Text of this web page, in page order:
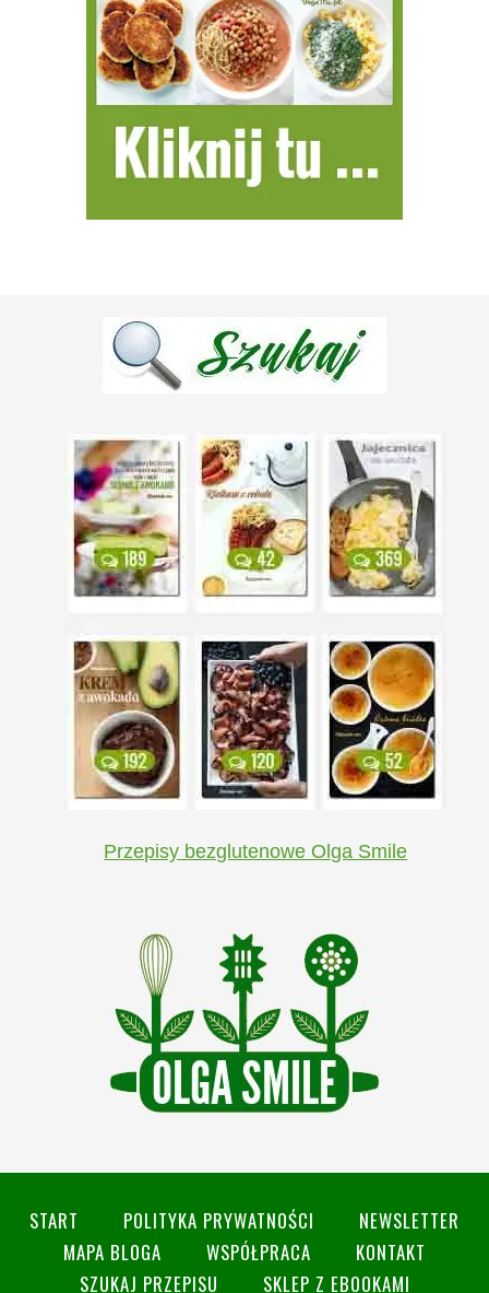
Przepisy bezglutenowe Olga Smile
START POLITYKA PRYWATNOŚCI
NEWSLETTER
MAPA BLOGA
WSPÓŁPRACA
KONTAKT
SZUKAJ PRZEPISU
SKLEP Z EBOOKAMI